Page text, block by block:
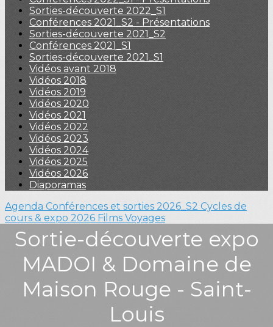
Sorties-découverte 2022_S1
Conférences 2021_S2 - Présentations
Sorties-découverte 2021_S2
Conférences 2021_S1
Sorties-découverte 2021_S1
Vidéos avant 2018
Vidéos 2018
Vidéos 2019
Vidéos 2020
Vidéos 2021
Vidéos 2022
Vidéos 2023
Vidéos 2024
Vidéos 2025
Vidéos 2026
Diaporamas
Agenda Conférences et sorties 2026_S2 Cycles de
cours & expo 2026 Films Voyages
Sortie-découverte expo
MADOI & Domaine de
Maison Rouge - Saint-
Louis